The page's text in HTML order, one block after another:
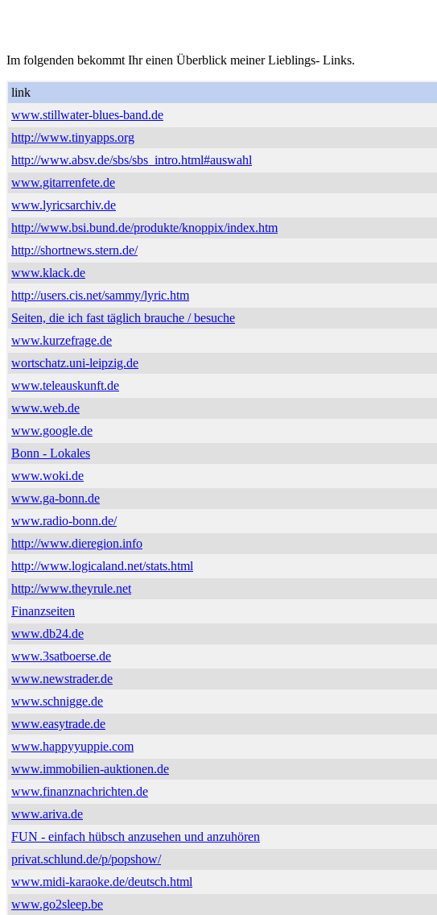
Im folgenden bekommt Ihr einen Überblick meiner Lieblings- Links.
link
www.stillwater-blues-band.de
http://www.tinyapps.org
http://www.absv.de/sbs/sbs_intro.html#auswahl
www.gitarrenfete.de
www.lyricsarchiv.de
http://www.bsi.bund.de/produkte/knoppix/index.htm
http://shortnews.stern.de/
www.klack.de
http://users.cis.net/sammy/lyric.htm
Seiten, die ich fast täglich brauche / besuche
www.kurzefrage.de
wortschatz.uni-leipzig.de
www.teleauskunft.de
www.web.de
www.google.de
Bonn - Lokales
www.woki.de
www.ga-bonn.de
www.radio-bonn.de/
http://www.dieregion.info
http://www.logicaland.net/stats.html
http://www.theyrule.net
Finanzseiten
www.db24.de
www.3satboerse.de
www.newstrader.de
www.schnigge.de
www.easytrade.de
www.happyyuppie.com
www.immobilien-auktionen.de
www.finanznachrichten.de
www.ariva.de
FUN - einfach hübsch anzusehen und anzuhören
privat.schlund.de/p/popshow/
www.midi-karaoke.de/deutsch.html
www.go2sleep.be